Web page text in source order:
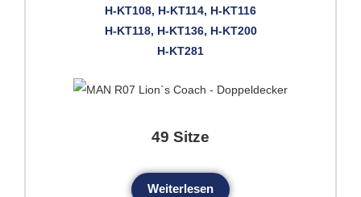
H-KT108, H-KT114, H-KT116
H-KT118, H-KT136, H-KT200
H-KT281
49 Sitze
Weiterlesen